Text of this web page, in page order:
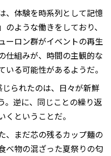
、体験を時系列として記憶
ような働きをしており、
ーロン群がイベントの再生
仕組みが、時間の主観的な
いる可能性があるようだ。
られたのは、日々が新鮮
。逆に、同じことの繰り返
ということだ。
、まだ芯の残るカップ麺の
べ物の混ざった夏祭りの匂